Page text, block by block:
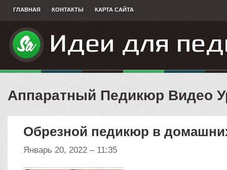
ГЛАВНАЯ КОНТАКТЫ КАРТА САЙТА
Аппаратный Педикюр Видео
Обрезной педикюр в
Январь 20, 2022 – 11:35